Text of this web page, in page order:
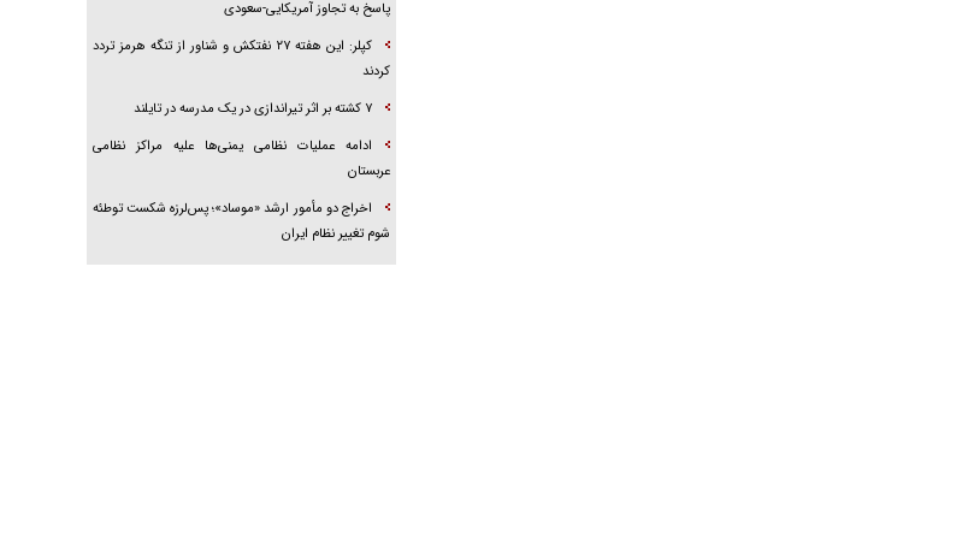
پاسخ به تجاوز آمریکایی-سعودی
کپلر: این هفته ۲۷ نفتکش و شناور از تنگه هرمز تردد
کردند
۷ کشته بر اثر تیراندازی در یک مدرسه در تایلند
ادامه عملیات نظامی یمنی‌ها علیه مراکز نظامی
عربستان
اخراج دو مأمور ارشد «موساد»؛ پس‌لرزه شکست توطئه
شوم تغییر نظام ایران